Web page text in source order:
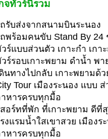
จทัวร์นี้รวม
รับส่งจากสนามบินระนอง
พร้อมคนขับ Stand By
ร์แบบส่วนตัว เกาะกำ เกา
ร์รอบเกาะพยาม ดำน้ำ พ
นทางไปกลับ เกาะพยามด้ว
Tour เมืองระนอง แบบ
หารครบทุกมื้อ
อร์ทที่พัก ที่เกาะพยาม ดีที่
งแรมน้ำใสเขาสวย เมืองร
หารครบทุกมื้อ